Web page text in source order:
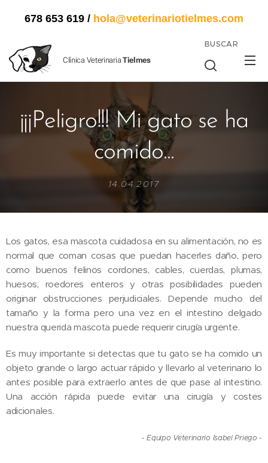
678 653 619 / hola@veterinariotielmes.com
Clínica Veterinaria Tielmes
BUSCAR
¡¡¡Peligro!!! Mi gato se ha
comido...
14.04.2017
Los gatos, esa mascota cuidadosa en su alimentación, no es
normal que coman cosas que puedan hacerles daño, pero
como buenos felinos cordones, cables, cuerdas, plumas,
huesos, roedores enteros y otras posibilidades pueden
originar obstrucciones perjudiciales. Depende mucho del
tamaño y la forma pero una vez en el intestino delgado
nuestra querida mascota puede requerir cirugía urgente.
Es muy importante si detectas que tu gato se ha comido un
objeto grande o largo actuar rápido y llevarlo al veterinario lo
antes posible para extraerlo antes de que pase al intestino.
Una acción rápida puede evitar una cirugía y costes
adicionales.
- Equipo Veterinario Isabel Priego -